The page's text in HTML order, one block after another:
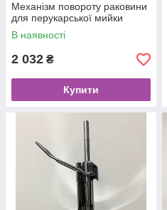
Механізм повороту раковини
для перукарської мийки
В наявності
2 032 ₴
Купити